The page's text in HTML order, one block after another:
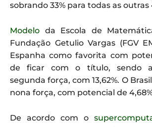
sobrando 33% para todas as outras
Modelo da Escola de
Fundação Getulio Vargas (FGV
Espanha como favorita com
de ficar com o título, sendo
segunda força, com 13,62%. O
nona força, com potencial de
De acordo com o